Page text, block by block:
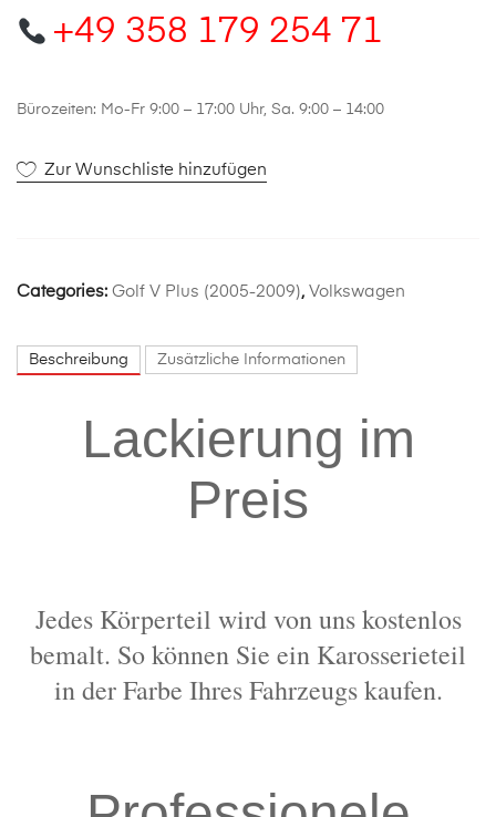
+49 358 179 254 71
Bürozeiten: Mo-Fr 9:00 – 17:00 Uhr, Sa. 9:00 – 14:00
Zur Wunschliste hinzufügen
Categories: Golf V Plus (2005-2009), Volkswagen
Beschreibung Zusätzliche Informationen
Lackierung im
Preis
Jedes Körperteil wird von uns kostenlos
bemalt. So können Sie ein Karosserieteil
in der Farbe Ihres Fahrzeugs kaufen.